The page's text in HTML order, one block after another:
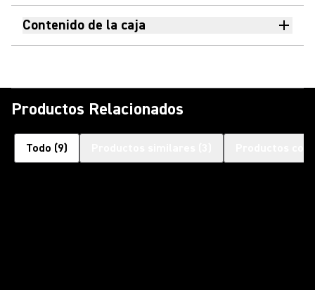
Contenido de la caja
Productos Relacionados
Todo (9)